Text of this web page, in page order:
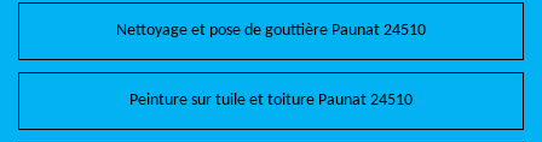
Nettoyage et pose de gouttière Paunat 24510
Peinture sur tuile et toiture Paunat 24510